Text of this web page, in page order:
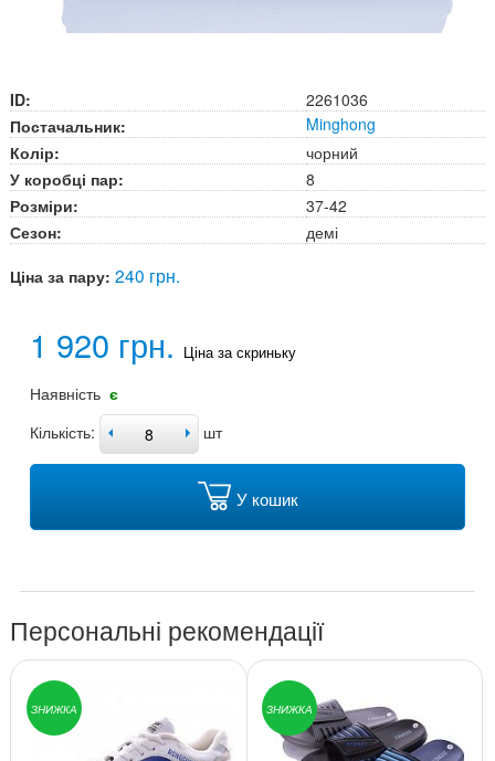
ID:
2261036
Постачальник:
Minghong
Колір:
чорний
У коробці пар:
8
Розміри:
37-42
Сезон:
демі
Ціна за пару: 240 грн.
1 920 грн. Ціна за скриньку
Наявність є
Кількість:
шт
У кошик
Персональні рекомендації
ЗНИЖКА ЗНИЖКА